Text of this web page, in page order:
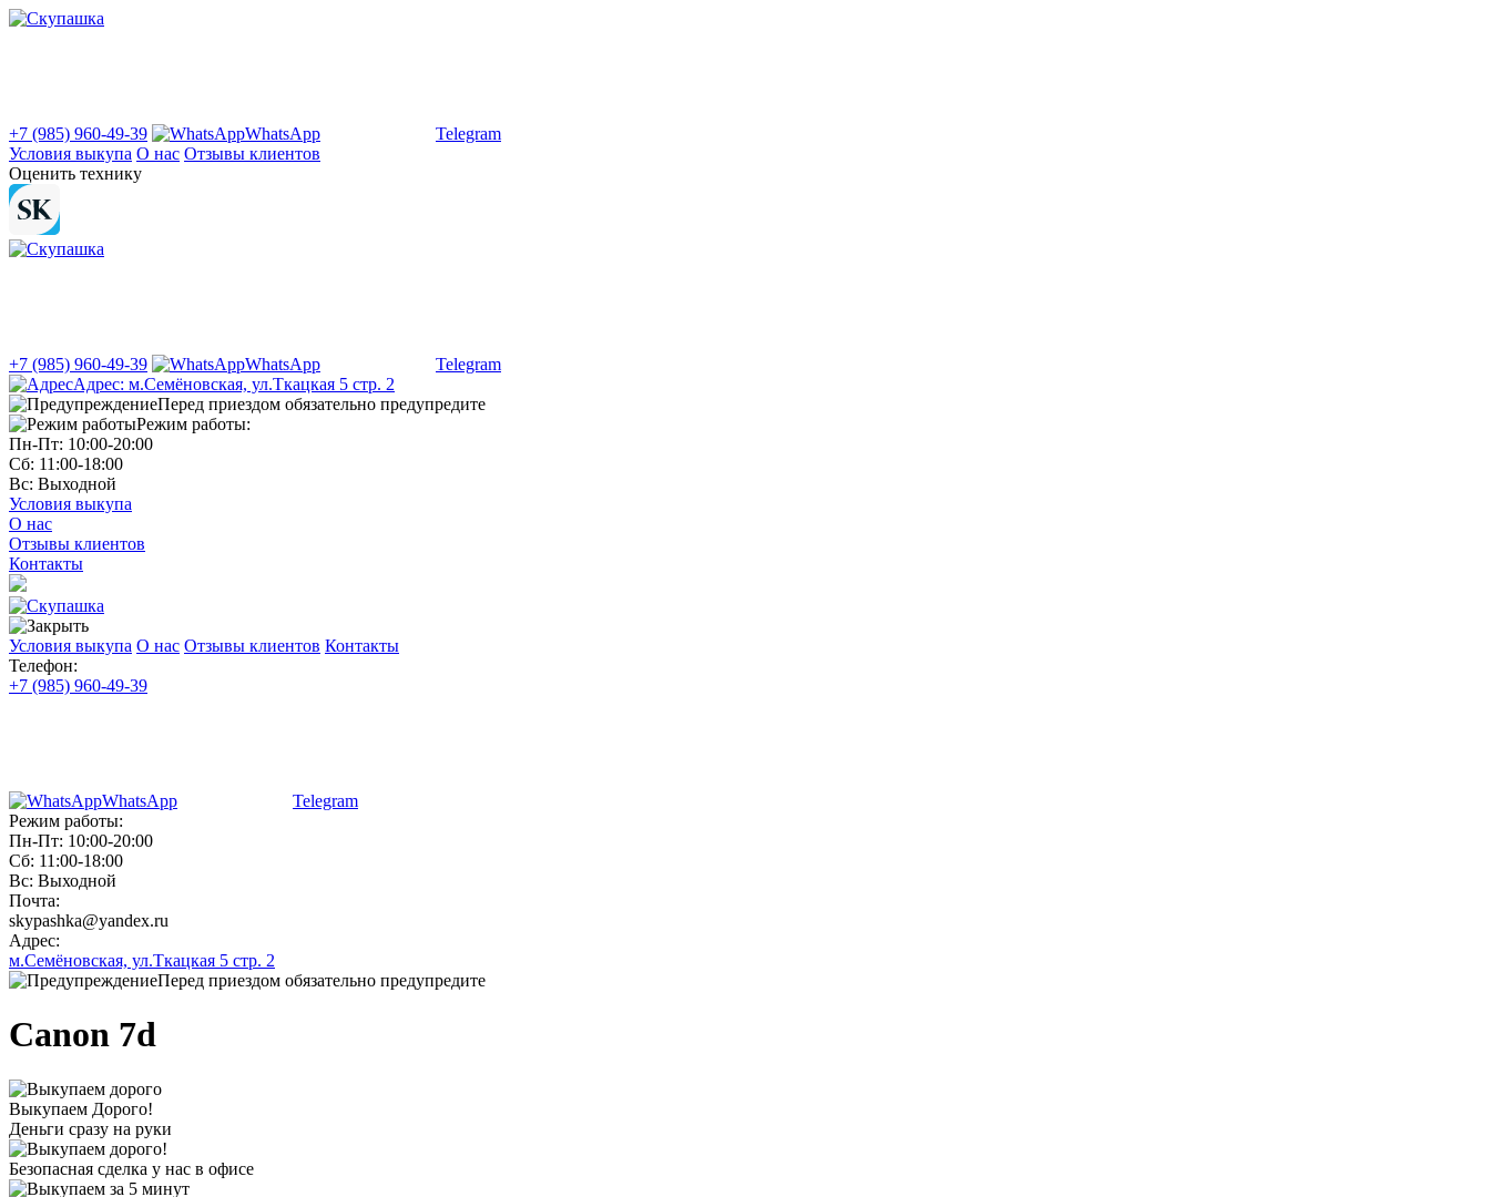
+7 (985) 960-49-39 WhatsApp
Telegram
Условия выкупа О нас Отзывы клиентов
Оценить технику
+7 (985) 960-49-39 WhatsApp
Telegram
Адрес: м.Семёновская, ул.Ткацкая 5 стр. 2
Перед приездом обязательно предупредите
Режим работы:
Пн-Пт: 10:00-20:00
Сб: 11:00-18:00
Вс: Выходной
Условия выкупа
О нас
Отзывы клиентов
Контакты
Условия выкупа О нас Отзывы клиентов Контакты
Телефон:
+7 (985) 960-49-39
WhatsApp
Telegram
Режим работы:
Пн-Пт: 10:00-20:00
Сб: 11:00-18:00
Вс: Выходной
Почта:
skypashka@yandex.ru
Адрес:
м.Семёновская, ул.Ткацкая 5 стр. 2
Перед приездом обязательно предупредите
Canon 7d
Выкупаем Дорого!
Деньги сразу на руки
Безопасная сделка у нас в офисе